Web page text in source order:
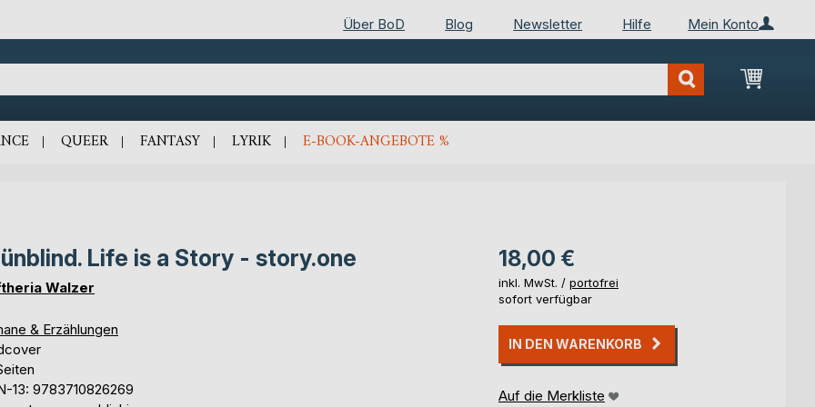
Mein Konto
Über BoD Blog Newsletter Hilfe
Mein
QUEER FANTASY LYRIK E-BOOK-ANGEBOTE %
Life is a Story - story.one
Walzer
& Erzählungen
13: 9783710826269
18,00 €
inkl. MwSt. / portofrei
sofort verfügbar
IN DEN WARENKORB
Auf die Merkliste